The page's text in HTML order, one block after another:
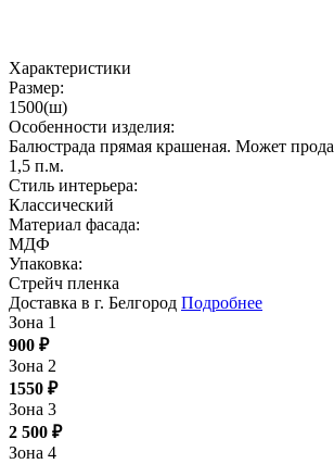
Характеристики
Размер:
1500(ш)
Особенности изделия:
Балюстрада прямая крашеная. Может
1,5 п.м.
Стиль интерьера:
Классический
Материал фасада:
МДФ
Упаковка:
Стрейч пленка
Доставка в г. Белгород Подробнее
Зона 1
900 ₽
Зона 2
1550 ₽
Зона 3
2 500 ₽
Зона 4